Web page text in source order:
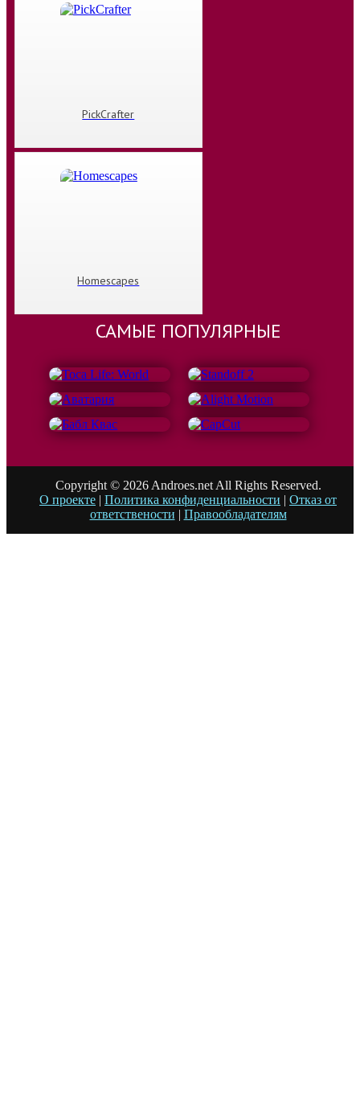
PickCrafter
Homescapes
САМЫЕ ПОПУЛЯРНЫЕ
Copyright © 2026 Androes.net All Rights Reserved.
О проекте | Политика конфиденциальности | Отказ от
ответствености | Правообладателям